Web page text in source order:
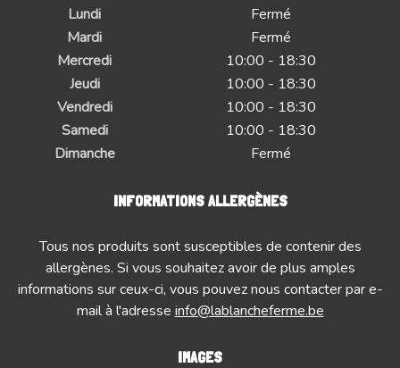
Lundi
Fermé
Mardi
Fermé
Mercredi
10:00 - 18:30
Jeudi
10:00 - 18:30
Vendredi
10:00 - 18:30
Samedi
10:00 - 18:30
Dimanche
Fermé
INFORMATIONS ALLERGÈNES
Tous nos produits sont susceptibles de contenir des
allergènes. Si vous souhaitez avoir de plus amples
informations sur ceux-ci, vous pouvez nous contacter par e-
mail à l'adresse info@lablancheferme.be
IMAGES